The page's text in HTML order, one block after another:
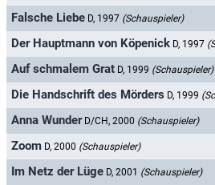
Falsche Liebe D, 1997 (Schauspieler)
Der Hauptmann von Köpenick D, 1997
Auf schmalem Grat D, 1999 (Schauspieler)
Die Handschrift des Mörders D, 1999
Anna Wunder D/CH, 2000 (Schauspieler)
Zoom D, 2000 (Schauspieler)
Im Netz der Lüge D, 2001 (Schauspieler)